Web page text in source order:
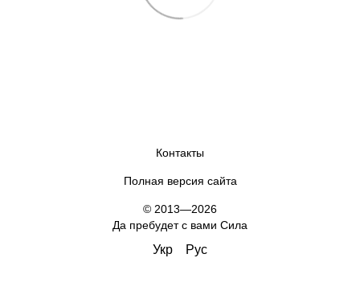
Контакты
Полная версия сайта
© 2013—2026
Да пребудет с вами Сила
Укр Рус